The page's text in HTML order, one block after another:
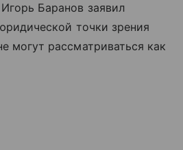
Баранов заявил
точки зрения
могут рассматриваться как